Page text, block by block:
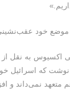
موضع خود
اکسیوس به نقل از
که اسرائیل
متعهد نمی‌داند و